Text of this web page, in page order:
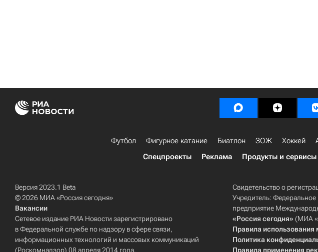
Футбол Фигурное катание Биатлон ЗОЖ Хоккей
Спецпроекты
Реклама Продукты и сервисы
Версия 2023.1 Beta
© 2026 МИА «Россия сегодня»
Вакансии
Сетевое издание РИА Новости зарегистрировано
в Федеральной службе по надзору в сфере связи,
информационных технологий и массовых коммуникаций
(Роскомнадзор) 08 апреля 2014 года.
Свидетельство о
Учредитель: Федеральное
предприятие
«Россия сегодня» (МИА
Правила использования
Политика
Правила применения